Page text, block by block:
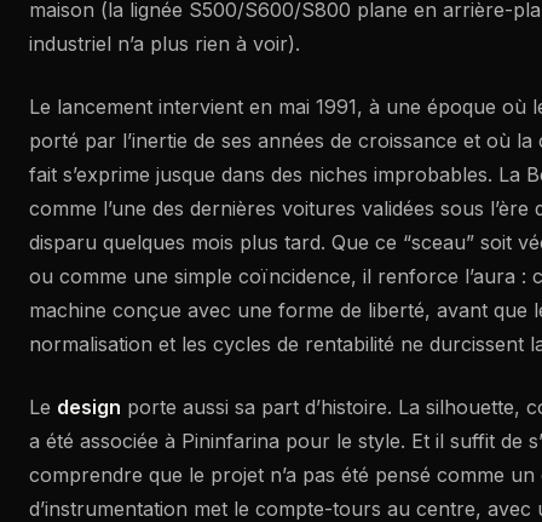
maison (la lignée S500/S600/S800 plane en arrière-
industriel n’a plus rien à voir).
Le lancement intervient en mai 1991, à une époque où
porté par l’inertie de ses années de croissance et où
fait s’exprime jusque dans des niches improbables. La
comme l’une des dernières voitures validées sous
disparu quelques mois plus tard. Que ce “sceau” soit
ou comme une simple coïncidence, il renforce l’aura :
machine conçue avec une forme de liberté, avant que
normalisation et les cycles de rentabilité ne durcissent
Le design porte aussi sa part d’histoire. La silhouette,
a été associée à Pininfarina pour le style. Et il suffit de
comprendre que le projet n’a pas été pensé comme un
d’instrumentation met le compte-tours au centre, avec